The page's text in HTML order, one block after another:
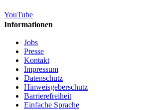
YouTube
Informationen
Jobs
Presse
Kontakt
Impressum
Datenschutz
Hinweisgeberschutz
Barrierefreiheit
Einfache Sprache